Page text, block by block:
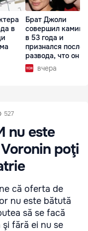
в
Брат Джоли
совершил
в 53 года и
признался после
развода, что он
вчера
527
nu este
poţi
că oferta de
nu este bătută
să se facă
fără ei nu se